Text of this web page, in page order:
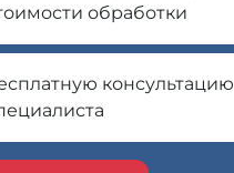
обработка
обработка
обработки
консультацию